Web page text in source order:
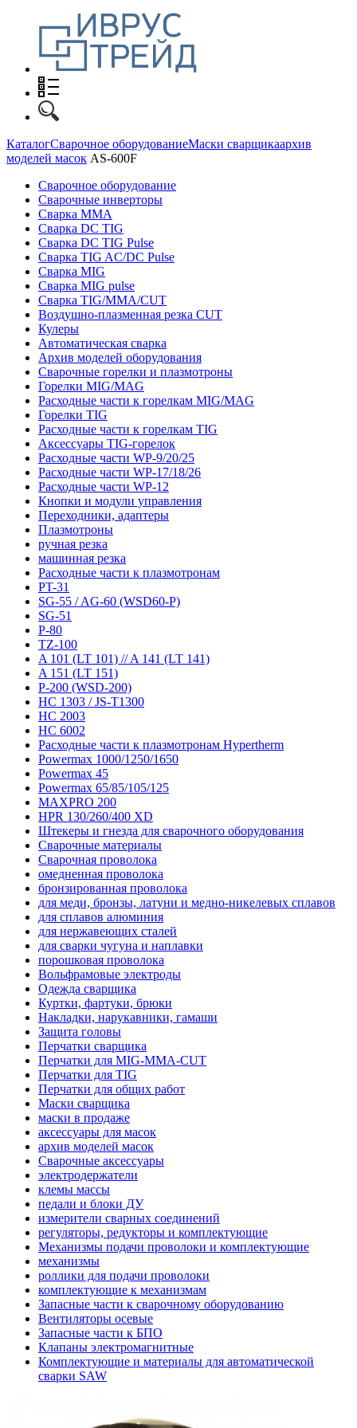
КаталогСварочное оборудованиеМаски сварщикаархив
моделей масок AS-600F
Сварочное оборудование
Сварочные инверторы
Сварка MMA
Сварка DC TIG
Сварка DC TIG Pulse
Сварка TIG AC/DC Pulse
Сварка MIG
Сварка MIG pulse
Сварка TIG/MMA/CUT
Воздушно-плазменная резка CUT
Кулеры
Автоматическая сварка
Архив моделей оборудования
Сварочные горелки и плазмотроны
Горелки MIG/MAG
Расходные части к горелкам MIG/MAG
Горелки TIG
Расходные части к горелкам TIG
Аксессуары TIG-горелок
Расходные части WP-9/20/25
Расходные части WP-17/18/26
Расходные части WP-12
Кнопки и модули управления
Переходники, адаптеры
Плазмотроны
ручная резка
машинная резка
Расходные части к плазмотронам
PT-31
SG-55 / AG-60 (WSD60-P)
SG-51
P-80
TZ-100
A 101 (LT 101) // A 141 (LT 141)
A 151 (LT 151)
P-200 (WSD-200)
HC 1303 / JS-T1300
HC 2003
HC 6002
Расходные части к плазмотронам Hypertherm
Powermax 1000/1250/1650
Powermax 45
Powermax 65/85/105/125
MAXPRO 200
HPR 130/260/400 XD
Штекеры и гнезда для сварочного оборудования
Сварочные материалы
Сварочная проволока
омедненная проволока
бронзированная проволока
для меди, бронзы, латуни и медно-никелевых сплавов
для сплавов алюминия
для нержавеющих сталей
для сварки чугуна и наплавки
порошковая проволока
Вольфрамовые электроды
Одежда сварщика
Куртки, фартуки, брюки
Накладки, нарукавники, гамаши
Защита головы
Перчатки сварщика
Перчатки для MIG-MMA-CUT
Перчатки для TIG
Перчатки для общих работ
Маски сварщика
маски в продаже
аксессуары для масок
архив моделей масок
Сварочные аксессуары
электродержатели
клемы массы
педали и блоки ДУ
измерители сварных соединений
регуляторы, редукторы и комплектующие
Механизмы подачи проволоки и комплектующие
механизмы
роллики для подачи проволоки
комплектующие к механизмам
Запасные части к сварочному оборудованию
Вентиляторы осевые
Запасные части к БПО
Клапаны электромагнитные
Комплектующие и материалы для автоматической
сварки SAW